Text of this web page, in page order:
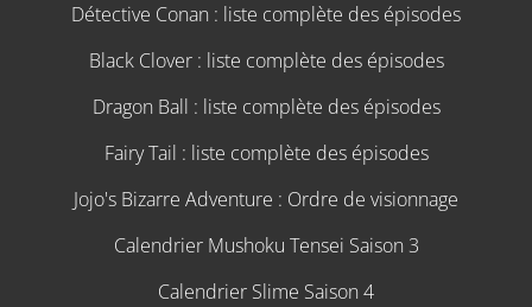
Détective Conan : liste complète des épisodes
Black Clover : liste complète des épisodes
Dragon Ball : liste complète des épisodes
Fairy Tail : liste complète des épisodes
Jojo's Bizarre Adventure : Ordre de visionnage
Calendrier Mushoku Tensei Saison 3
Calendrier Slime Saison 4